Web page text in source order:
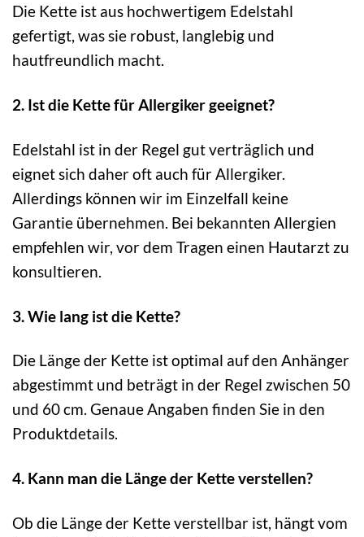
Die Kette ist aus hochwertigem Edelstahl
gefertigt, was sie robust, langlebig und
hautfreundlich macht.
2. Ist die Kette für Allergiker geeignet?
Edelstahl ist in der Regel gut verträglich und
eignet sich daher oft auch für Allergiker.
Allerdings können wir im Einzelfall keine
Garantie übernehmen. Bei bekannten Allergien
empfehlen wir, vor dem Tragen einen Hautarzt zu
konsultieren.
3. Wie lang ist die Kette?
Die Länge der Kette ist optimal auf den Anhänger
abgestimmt und beträgt in der Regel zwischen 50
und 60 cm. Genaue Angaben finden Sie in den
Produktdetails.
4. Kann man die Länge der Kette verstellen?
Ob die Länge der Kette verstellbar ist, hängt vom